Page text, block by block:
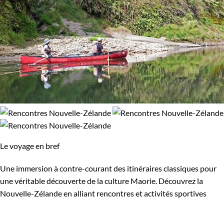
Le voyage en bref
Une immersion à contre-courant des itinéraires classiques pour
une véritable découverte de la culture Maorie. Découvrez la
Nouvelle-Zélande en alliant rencontres et activités sportives